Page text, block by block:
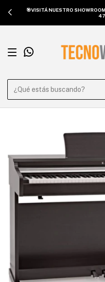
🎯VISITÁ NUESTRO